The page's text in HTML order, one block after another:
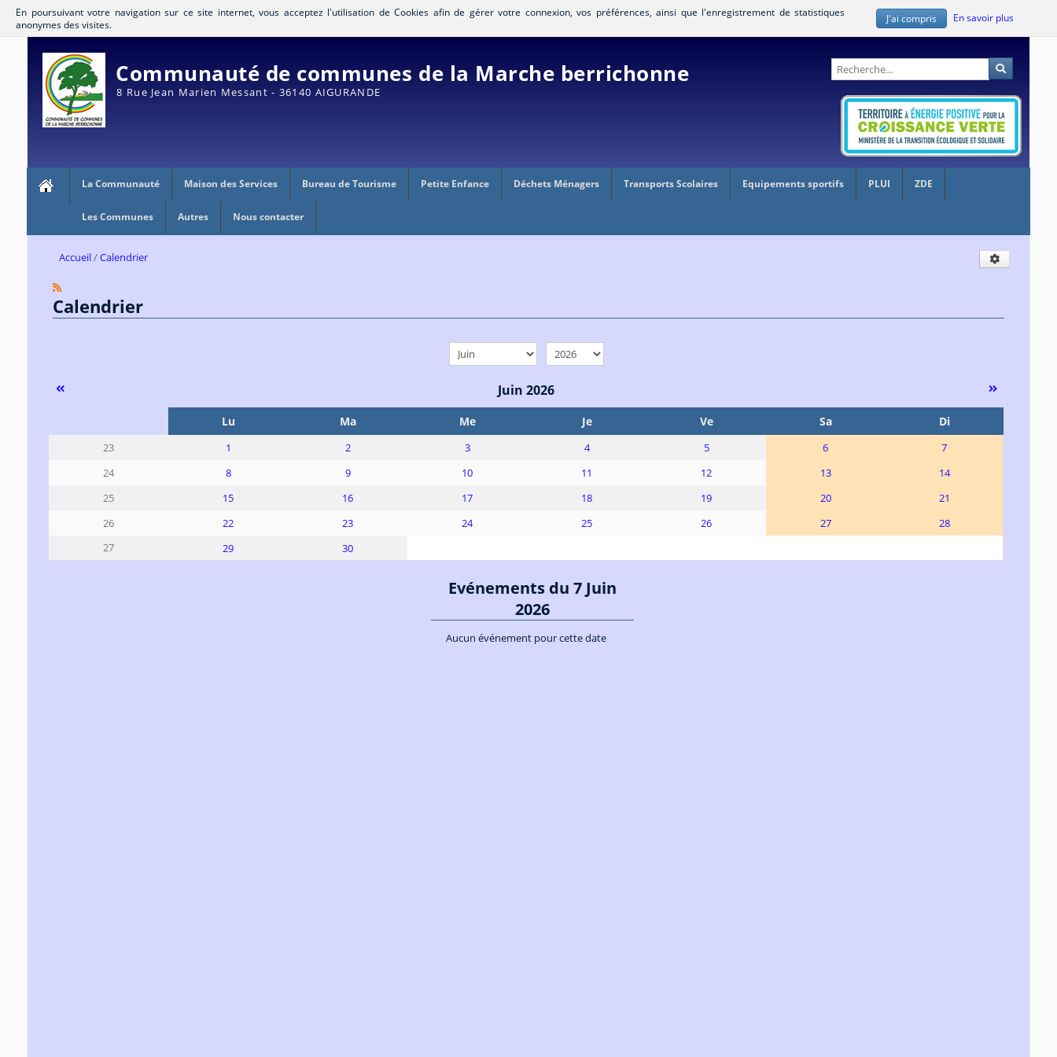
En poursuivant votre navigation sur ce site internet, vous acceptez l'utilisation de Cookies afin de gérer votre connexion, vos préférences, ainsi que l'enregistrement de statistiques
anonymes des visites.
J'ai compris En savoir plus
Communauté de communes de la Marche berrichonne
8 Rue Jean Marien Messant - 36140 AIGURANDE
La Communauté Maison des Services Bureau de Tourisme Petite Enfance Déchets Ménagers Transports Scolaires Equipements sportifs PLUI ZDE
Les Communes Autres Nous contacter
Accueil Calendrier
Calendrier
mois année
Juin 2026
Lu Ma Me Je Ve Sa Di
23 1 2 3 4 5 6
7
24
8 9 10 11 12 13
14
25
15 16 17 18 19 20
21
26
22 23 24 25 26 27
28
27
29 30
Evénements du 7 Juin
2026
Aucun événement pour cette date